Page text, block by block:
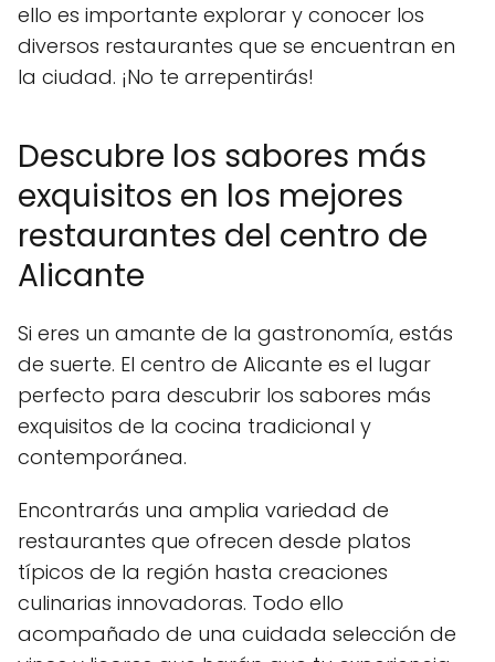
ello es importante explorar y conocer los
diversos restaurantes que se encuentran en
la ciudad. ¡No te arrepentirás!
Descubre los sabores más
exquisitos en los mejores
restaurantes del centro de
Alicante
Si eres un amante de la gastronomía, estás
de suerte. El centro de Alicante es el lugar
perfecto para descubrir los sabores más
exquisitos de la cocina tradicional y
contemporánea.
Encontrarás una amplia variedad de
restaurantes que ofrecen desde platos
típicos de la región hasta creaciones
culinarias innovadoras. Todo ello
acompañado de una cuidada selección de